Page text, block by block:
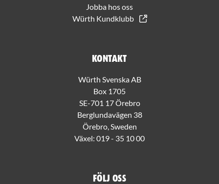
Jobba hos oss
Würth Kundklubb
Kontakt
Würth Svenska AB
Box 1705
SE-701 17 Örebro
Berglundavägen 38
Örebro, Sweden
Växel: 019 - 35 10 00
Följ oss